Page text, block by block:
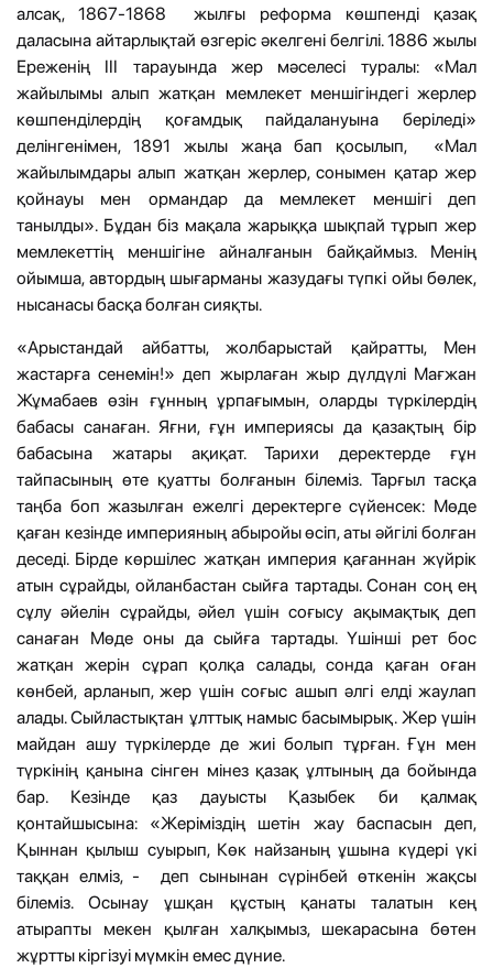
алсақ, 1867-1868 жылғы реформа көшпенді қазақ
даласына айтарлықтай өзгеріс әкелгені белгілі. 1886 жылы
Ереженің III тарауында жер мәселесі туралы: «Мал
жайылымы алып жатқан мемлекет меншігіндегі жерлер
көшпенділердің қоғамдық пайдалануына беріледі»
делінгенімен, 1891 жылы жаңа бап қосылып, «Мал
жайылымдары алып жатқан жерлер, сонымен қатар жер
қойнауы мен ормандар да мемлекет меншігі деп
танылды». Бұдан біз мақала жарыққа шықпай тұрып жер
мемлекеттің меншігіне айналғанын байқаймыз. Менің
ойымша, автордың шығарманы жазудағы түпкі ойы бөлек,
нысанасы басқа болған сияқты.
«Арыстандай айбатты, жолбарыстай қайратты, Мен
жастарға сенемін!» деп жырлаған жыр дүлдүлі Мағжан
Жұмабаев өзін ғұнның ұрпағымын, оларды түркілердің
бабасы санаған. Яғни, ғұн империясы да қазақтың бір
бабасына жатары ақиқат. Тарихи деректерде ғұн
тайпасының өте қуатты болғанын білеміз. Тарғыл тасқа
таңба боп жазылған ежелгі деректерге сүйенсек: Мөде
қаған кезінде империяның абыройы өсіп, аты әйгілі болған
деседі. Бірде көршілес жатқан империя қағаннан жүйрік
атын сұрайды, ойланбастан сыйға тартады. Сонан соң ең
сұлу әйелін сұрайды, әйел үшін соғысу ақымақтық деп
санаған Мөде оны да сыйға тартады. Үшінші рет бос
жатқан жерін сұрап қолқа салады, сонда қаған оған
көнбей, арланып, жер үшін соғыс ашып әлгі елді жаулап
алады. Сыйластықтан ұлттық намыс басымырық. Жер үшін
майдан ашу түркілерде де жиі болып тұрған. Ғұн мен
түркінің қанына сінген мінез қазақ ұлтының да бойында
бар. Кезінде қаз дауысты Қазыбек би қалмақ
қонтайшысына: «Жеріміздің шетін жау баспасын деп,
Қыннан қылыш суырып, Көк найзаның ұшына күдері үкі
таққан елміз, - деп сынынан сүрінбей өткенін жақсы
білеміз. Осынау ұшқан құстың қанаты талатын кең
атырапты мекен қылған халқымыз, шекарасына бөтен
жұртты кіргізуі мүмкін емес дүние.